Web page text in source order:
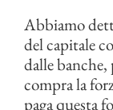
Abbiamo
del capitale
dalle banche,
compra la
paga questa